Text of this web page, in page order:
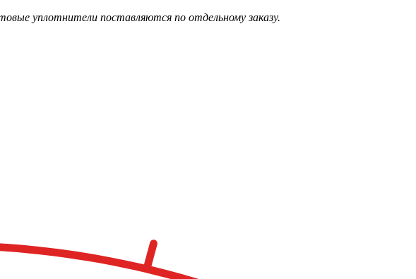
уплотнители поставляются по отдельному заказу.